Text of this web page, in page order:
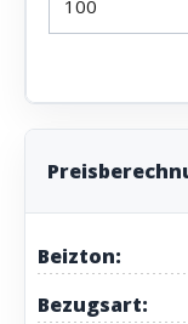
Beizton:
Bezugsart: